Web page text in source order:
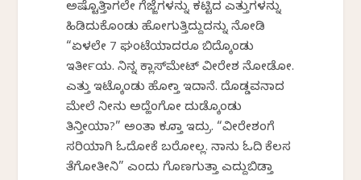
ಅಷ್ಟೊತ್ತಿಗಾಗಲೇ ಗೆಜ್ಜೆಗಳನ್ನು ಕಟ್ಟಿದ ಎತ್ತುಗಳನ್ನು
ಹಿಡಿದುಕೊಂಡು ಹೋಗುತ್ತಿದ್ದುದನ್ನು ನೋಡಿ
“ಏಳಲೇ 7 ಘಂಟೆಯಾದರೂ ಬಿದ್ಕೊಂಡು
ಇರ್ತೀಯ. ನಿನ್ನ ಕ್ಲಾಸ್‌ಮೇಟ್ ವೀರೇಶ ನೋಡೋ.
ಎತ್ತು ಇಟ್ಕೊಂಡು ಹೋಗ್ತಾ ಇದಾನೆ. ದೊಡ್ಡವನಾದ
ಮೇಲೆ ನೀನು ಅದ್ಹೆಂಗೋ ದುಡ್ಕೊಂಡು
ತಿನ್ತೀಯಾ?” ಅಂತಾ ಕೂಗ್ತಾ ಇದ್ರು. “ವೀರೇಶಂಗೆ
ಸರಿಯಾಗಿ ಓದೋಕೆ ಬರೋಲ್ಲ. ನಾನು ಓದಿ ಕೆಲಸ
ತೆಗೋತೀನಿ” ಎಂದು ಗೊಣಗುತ್ತಾ ಎದ್ದುಬಿಡ್ತಾ